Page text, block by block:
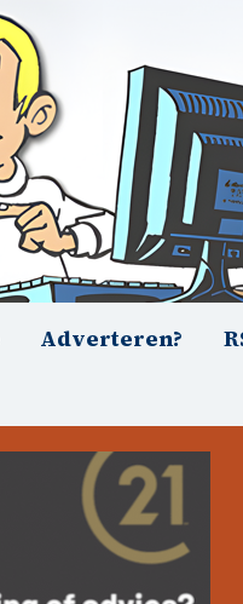
Adverteren?